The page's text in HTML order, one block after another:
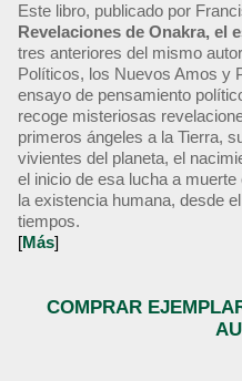
Este libro, publicado por
Revelaciones de Onakra, el
tres anteriores del mismo
Políticos, los Nuevos Amos y
ensayo de pensamiento
recoge misteriosas
primeros ángeles a la Tierra,
vivientes del planeta, el
el inicio de esa lucha a
la existencia humana, desde
tiempos.
[Más]
COMPRAR